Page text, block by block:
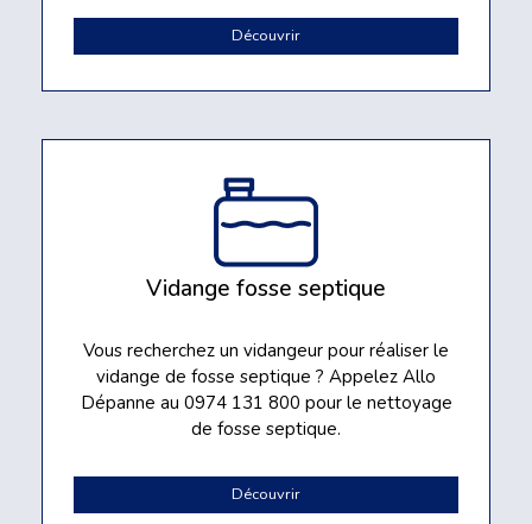
Découvrir
Vidange fosse septique
Vous recherchez un vidangeur pour réaliser le
vidange de fosse septique ? Appelez Allo
Dépanne au 0974 131 800 pour le nettoyage
de fosse septique.
Découvrir